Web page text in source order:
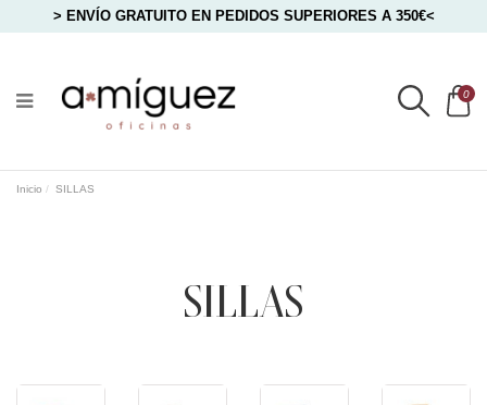
> ENVÍO GRATUITO EN PEDIDOS SUPERIORES A 350€<
0
Inicio SILLAS
SILLAS